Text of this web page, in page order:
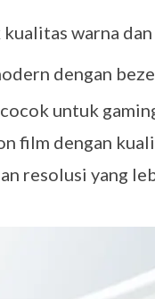
warna
dengan
untuk
film dengan
resolusi yang